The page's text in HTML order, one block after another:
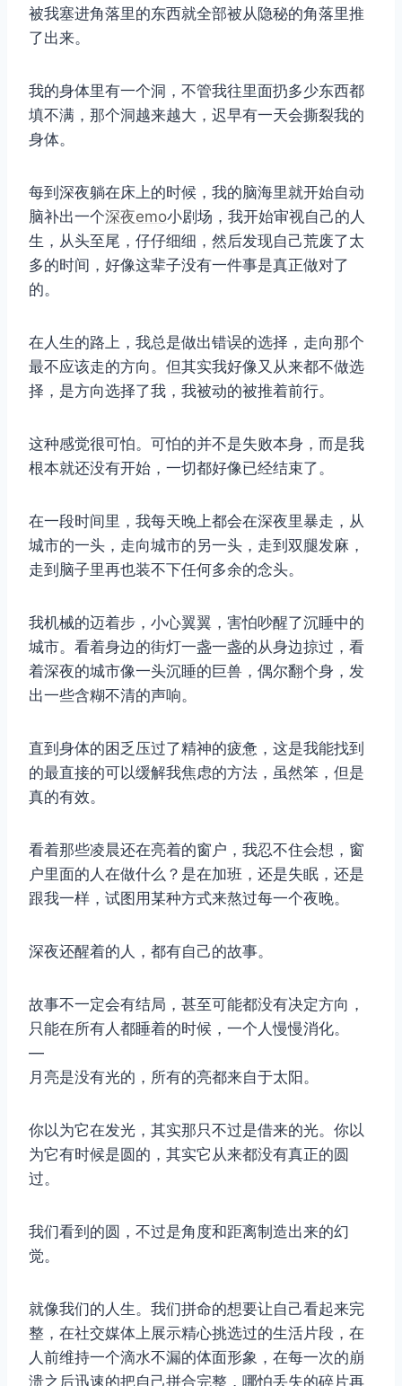
被我塞进角落里的东西就全部被从隐秘的角落里推
了出来。
我的身体里有一个洞，不管我往里面扔多少东西都
填不满，那个洞越来越大，迟早有一天会撕裂我的
身体。
每到深夜躺在床上的时候，我的脑海里就开始自动
脑补出一个深夜emo小剧场，我开始审视自己的人
生，从头至尾，仔仔细细，然后发现自己荒废了太
多的时间，好像这辈子没有一件事是真正做对了
的。
在人生的路上，我总是做出错误的选择，走向那个
最不应该走的方向。但其实我好像又从来都不做选
择，是方向选择了我，我被动的被推着前行。
这种感觉很可怕。可怕的并不是失败本身，而是我
根本就还没有开始，一切都好像已经结束了。
在一段时间里，我每天晚上都会在深夜里暴走，从
城市的一头，走向城市的另一头，走到双腿发麻，
走到脑子里再也装不下任何多余的念头。
我机械的迈着步，小心翼翼，害怕吵醒了沉睡中的
城市。看着身边的街灯一盏一盏的从身边掠过，看
着深夜的城市像一头沉睡的巨兽，偶尔翻个身，发
出一些含糊不清的声响。
直到身体的困乏压过了精神的疲惫，这是我能找到
的最直接的可以缓解我焦虑的方法，虽然笨，但是
真的有效。
看着那些凌晨还在亮着的窗户，我忍不住会想，窗
户里面的人在做什么？是在加班，还是失眠，还是
跟我一样，试图用某种方式来熬过每一个夜晚。
深夜还醒着的人，都有自己的故事。
故事不一定会有结局，甚至可能都没有决定方向，
只能在所有人都睡着的时候，一个人慢慢消化。
—
月亮是没有光的，所有的亮都来自于太阳。
你以为它在发光，其实那只不过是借来的光。你以
为它有时候是圆的，其实它从来都没有真正的圆
过。
我们看到的圆，不过是角度和距离制造出来的幻
觉。
就像我们的人生。我们拼命的想要让自己看起来完
整，在社交媒体上展示精心挑选过的生活片段，在
人前维持一个滴水不漏的体面形象，在每一次的崩
溃之后迅速的把自己拼合完整，哪怕丢失的碎片再